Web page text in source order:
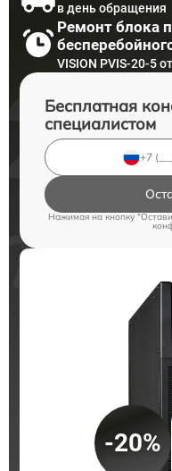
в день обращения
Ремонт блока
VISION PVIS-20-5
Бесплатная
специалистом
Нажимая на кнопку
-20%